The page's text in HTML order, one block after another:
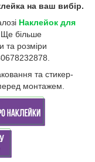
на ваш вибір.
Наклейок для
. Ще більше
та розміри
та стикер-
монтажем.